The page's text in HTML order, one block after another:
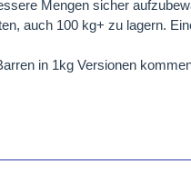
Mengen sicher
auch 100 kg+ zu lagern.
in 1kg Versionen